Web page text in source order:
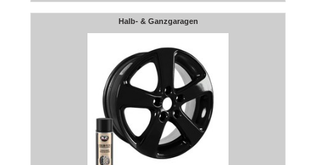
Halb- & Ganzgaragen